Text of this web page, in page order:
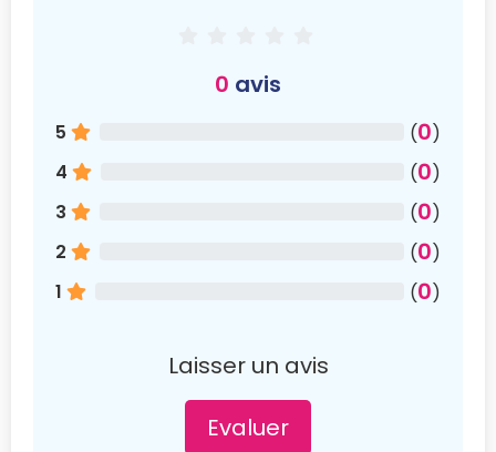
0 avis
5 (0)
4
(0)
3
(0)
2
(0)
1
(0)
Laisser un avis
Evaluer